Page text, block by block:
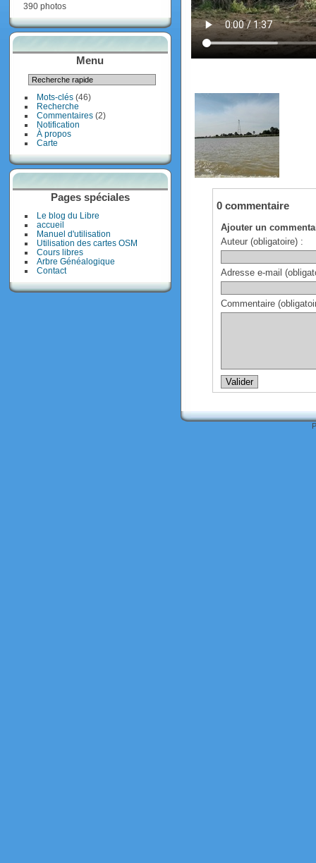
390 photos
Menu
Mots-clés(46)
Recherche
Commentaires(2)
Notification
À propos
Carte
Pages spéciales
Le blog du Libre
accueil
Manuel d'utilisation
Utilisation des cartes OSM
Cours libres
Arbre Généalogique
Contact
0 commentaire
Ajouter un
Auteur (obligatoire) :
Adresse e-mail
Commentaire